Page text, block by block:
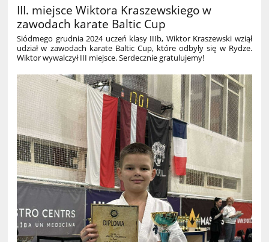
III. miejsce Wiktora Kraszewskiego w
zawodach karate Baltic Cup
Siódmego grudnia 2024 uczeń klasy IIIb, Wiktor Kraszewski wziął
udział w zawodach karate Baltic Cup, które odbyły się w Rydze.
Wiktor wywalczył III miejsce. Serdecznie gratulujemy!